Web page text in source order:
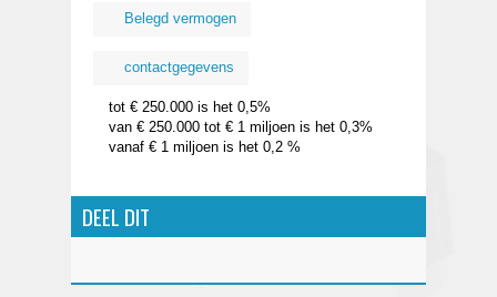
Belegd vermogen
contactgegevens
tot € 250.000 is het 0,5%
van € 250.000 tot € 1 miljoen is het 0,3%
vanaf € 1 miljoen is het 0,2 %
DEEL DIT